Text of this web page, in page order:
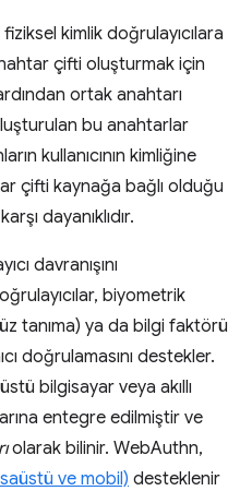
kimlik doğrulayıcılara
çifti oluşturmak için
ortak anahtarı
bu anahtarlar
kullanıcının kimliğine
çifti kaynağa bağlı olduğu
dayanıklıdır.
davranışını
biyometrik
tanıma) ya da bilgi faktörü
doğrulamasını destekler.
bilgisayar veya akıllı
entegre edilmiştir ve
olarak bilinir. WebAuthn,
ve mobil) desteklenir